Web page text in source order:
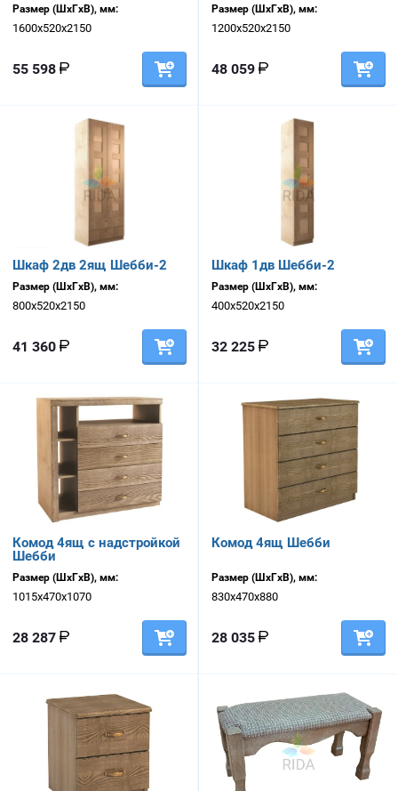
Размер (ШхГхВ), мм:
1600х520х2150
55 598
Размер (ШхГхВ), мм:
1200х520х2150
48 059
Шкаф 2дв 2ящ Шебби-2
Размер (ШхГхВ), мм:
800х520х2150
41 360
Шкаф 1дв Шебби-2
Размер (ШхГхВ), мм:
400х520х2150
32 225
Комод 4ящ с надстройкой
Шебби
Размер (ШхГхВ), мм:
1015х470х1070
28 287
Комод 4ящ Шебби
Размер (ШхГхВ), мм:
830х470х880
28 035